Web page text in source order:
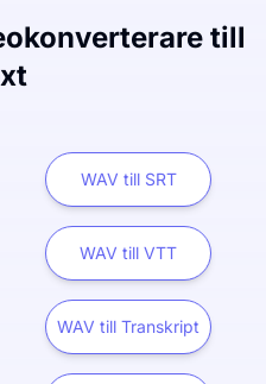
till
WAV till SRT
WAV till VTT
WAV till Transkript